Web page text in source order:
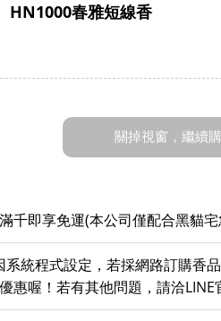
HN1000春雅短線香
千即享免運(本公司僅配合黑貓
系統程式設定，若採網路訂購香
惠喔！若有其他問題，請洽LINE